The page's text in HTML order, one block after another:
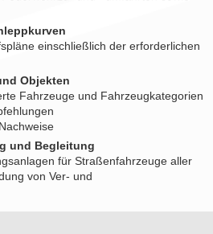
einschließlich der erforderlichen
Objekten
Fahrzeuge und Fahrzeugkategorien
und Begleitung
für Straßenfahrzeuge aller
von Ver- und